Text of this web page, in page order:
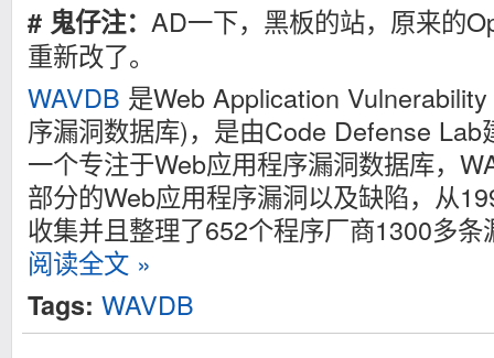
# 鬼仔注： AD一下，黑板的站，原来的
重新改了。
WAVDB 是Web Application
序漏洞数据库)，是由Code Defense Lab
一个专注于Web应用程序漏洞数据库，
部分的Web应用程序漏洞以及缺陷，从
收集并且整理了652个程序厂商1300多条
阅读全文 »
Tags: WAVDB